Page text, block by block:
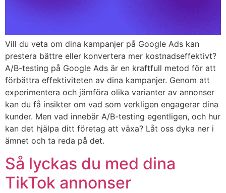
Vill du veta om dina kampanjer på Google Ads kan
prestera bättre eller konvertera mer kostnadseffektivt?
A/B-testing på Google Ads är en kraftfull metod för att
förbättra effektiviteten av dina kampanjer. Genom att
experimentera och jämföra olika varianter av annonser
kan du få insikter om vad som verkligen engagerar dina
kunder. Men vad innebär A/B-testing egentligen, och hur
kan det hjälpa ditt företag att växa? Låt oss dyka ner i
ämnet och ta reda på det.
Så lyckas du med dina
TikTok annonser